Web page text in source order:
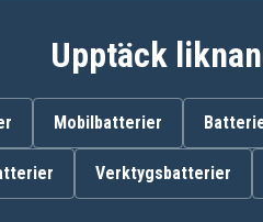
Upptäck
Mobilbatterier
Verktygsbatterier